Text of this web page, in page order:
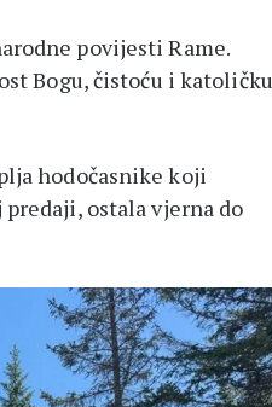
povijesti Rame.
Bogu, čistoću i katoličku
hodočasnike koji
ostala vjerna do